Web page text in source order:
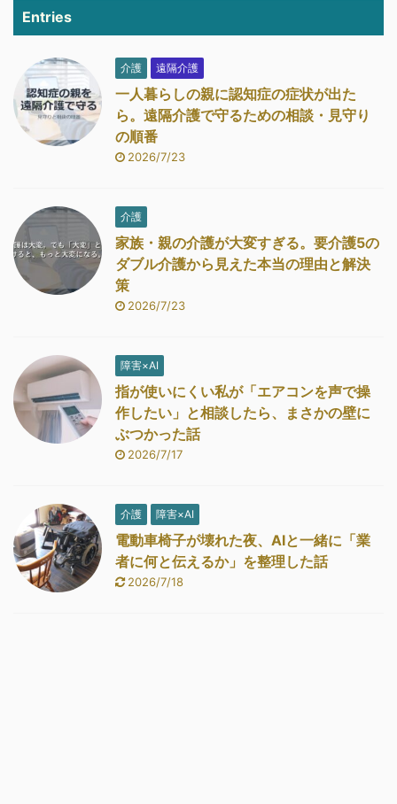
Entries
介護 遠隔介護
一人暮らしの親に認知症の症状が出た
ら。遠隔介護で守るための相談・見守り
の順番
2026/7/23
介護
家族・親の介護が大変すぎる。要介護5の
ダブル介護から見えた本当の理由と解決
策
2026/7/23
障害×AI
指が使いにくい私が「エアコンを声で操
作したい」と相談したら、まさかの壁に
ぶつかった話
2026/7/17
介護 障害×AI
電動車椅子が壊れた夜、AIと一緒に「業
者に何と伝えるか」を整理した話
2026/7/18